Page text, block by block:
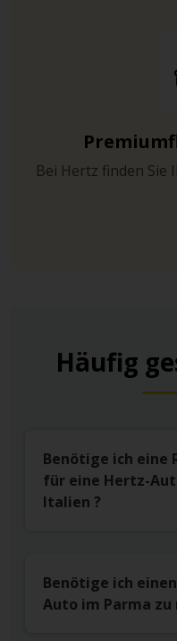
Bei Hertz finden Sie
Häufig
Benötige ich eine
für eine Hertz-
Italien ?
Benötige ich
Auto im Parma